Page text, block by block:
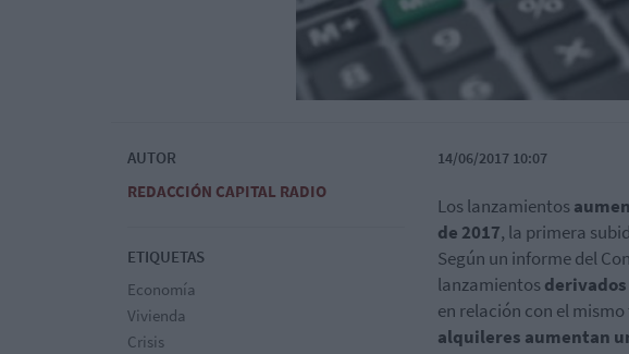
AUTOR
REDACCIÓN CAPITAL RADIO
ETIQUETAS
Economía
Vivienda
Crisis
14/06/2017 10:07
Los lanzamientos
de 2017, la primera
Según un informe del
lanzamientos
en relación con el
alquileres aumentan